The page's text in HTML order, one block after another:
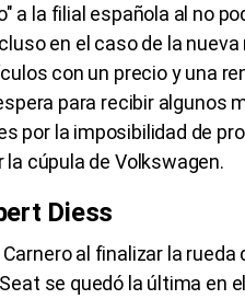
a la filial española al no
en el caso de la
con un precio y una
para recibir algunos
por la imposibilidad de
cúpula de Volkswagen.
Diess
al finalizar la
se quedó la última en